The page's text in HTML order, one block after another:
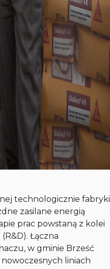
technologicznie fabryki
zasilane energią
prac powstaną z kolei
Łączna
w gminie Brześć
liniach